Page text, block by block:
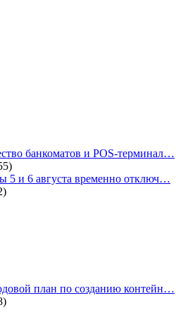
банкоматов и POS-терминал…
5 и 6 августа временно отключ…
план по созданию контейн…